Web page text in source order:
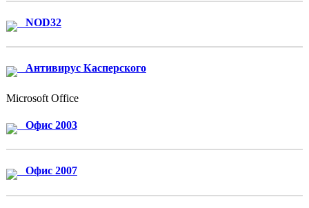
NOD32
Антивирус Касперского
Microsoft Office
Офис 2003
Офис 2007